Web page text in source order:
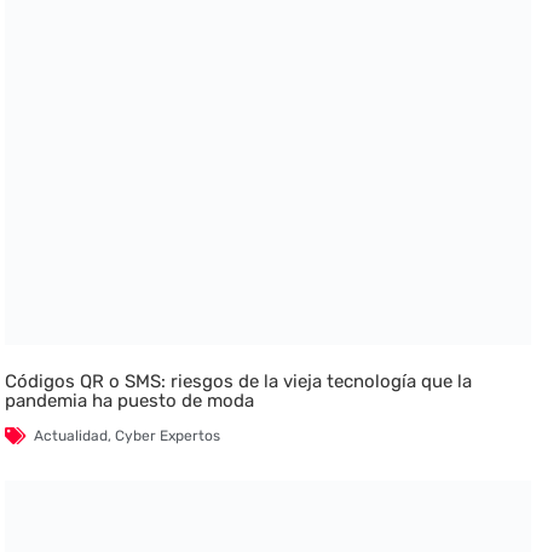
Códigos QR o SMS: riesgos de la vieja tecnología que la
pandemia ha puesto de moda
Actualidad,Cyber Expertos